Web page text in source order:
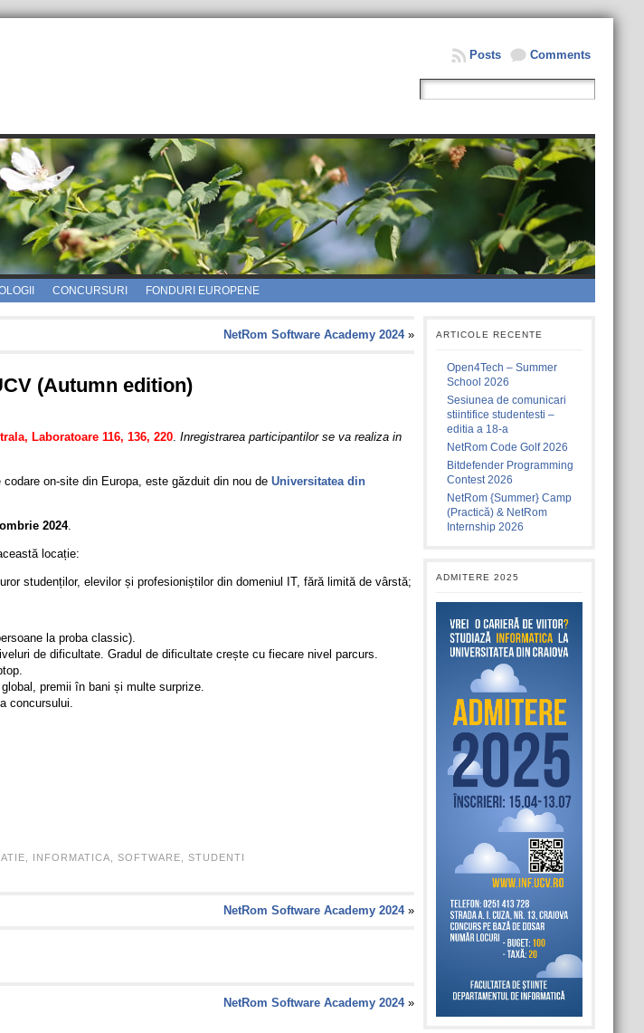
Comments
Posts
CONCURSURI FONDURI EUROPENE
NetRom Software Academy 2024»
(Autumn edition)
Laboratoare 116, 136, 220. Inregistrarea participantilor se va realiza in
on-site din Europa, este găzduit din nou de Universitatea din
2024.
locație:
studenților, elevilor și profesioniștilor din domeniul IT, fără limită de vârstă;
la proba classic).
de dificultate. Gradul de dificultate crește cu fiecare nivel parcurs.
premii în bani și multe surprize.
concursului.
INFORMATICA SOFTWARE STUDENTI
NetRom Software Academy 2024»
NetRom Software Academy 2024»
ARTICOLE RECENTE
Open4Tech – Summer
School 2026
Sesiunea de comunicari
stiintifice studentesti –
editia a 18-a
NetRom Code Golf 2026
Bitdefender Programming
Contest 2026
NetRom {Summer} Camp
(Practică) & NetRom
Internship 2026
ADMITERE 2025